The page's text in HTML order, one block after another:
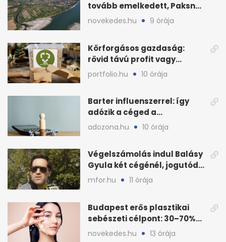
tovább emelkedett, Paksnál
keddre jöhet fordulat
novekedes.hu 9 órája
Körforgásos gazdaság:
rövid távú profit vagy
hosszú távú zöld célok?
portfolio.hu 10 órája
Barter influenszerrel: így
adózik a céged a
megállapodás után
adozona.hu 10 órája
Végelszámolás indul Balásy
Gyula két cégénél, jogutód
nélkül zárnak
mfor.hu 11 órája
Budapest erős plasztikai
sebészeti célpont: 30–70%
árkülönbség
novekedes.hu 13 órája